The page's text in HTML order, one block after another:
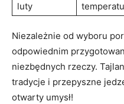
luty
Niezależnie od wyboru
odpowiednim
niezbędnych rzeczy.
tradycje i przepyszne
otwarty umysł!